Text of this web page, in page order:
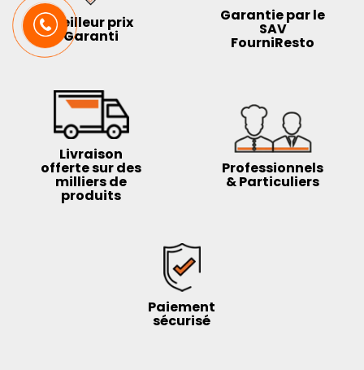
Meilleur prix
Garanti
Garantie par le
SAV
FourniResto
Livraison
offerte sur des
milliers de
produits
Professionnels
& Particuliers
Paiement
sécurisé